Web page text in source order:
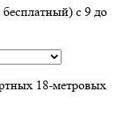
с 9 до
18-метровых